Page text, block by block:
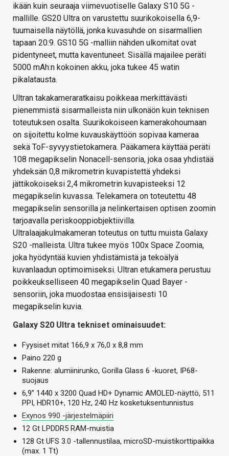
ikään kuin seuraaja viimevuotiselle Galaxy S10 5G -
mallille. GS20 Ultra on varustettu suurikokoisella 6,9-
tuumaisella näytöllä, jonka kuvasuhde on sisarmallien
tapaan 20:9. GS10 5G -malliin nähden ulkomitat ovat
pidentyneet, mutta kaventuneet. Sisällä majailee peräti
5000 mAh:n kokoinen akku, joka tukee 45 watin
pikalatausta.
Ultran takakameraratkaisu poikkeaa merkittävästi
pienemmistä sisarmalleista niin ulkonäön kuin teknisen
toteutuksen osalta. Suurikokoiseen kamerakohoumaan
on sijoitettu kolme kuvauskäyttöön sopivaa kameraa
sekä ToF-syvyystietokamera. Pääkamera käyttää peräti
108 megapikselin Nonacell-sensoria, joka osaa yhdistää
yhdeksän 0,8 mikrometrin kuvapistettä yhdeksi
jättikokoiseksi 2,4 mikrometrin kuvapisteeksi 12
megapikselin kuvassa. Telekamera on toteutettu 48
megapikselin sensorilla ja nelinkertaisen optisen zoomin
tarjoavalla periskooppiobjektiivilla.
Ultralaajakulmakameran toteutus on tuttu muista Galaxy
S20 -malleista. Ultra tukee myös 100x Space Zoomia,
joka hyödyntää kuvien yhdistämistä ja tekoälyä
kuvanlaadun optimoimiseksi. Ultran etukamera perustuu
poikkeukselliseen 40 megapikselin Quad Bayer -
sensoriin, joka muodostaa ensisijaisesti 10
megapikselin kuvia.
Galaxy S20 Ultra tekniset ominaisuudet:
Fyysiset mitat 166,9 x 76,0 x 8,8 mm
Paino 220 g
Rakenne: alumiinirunko, Gorilla Glass 6 -kuoret, IP68-
suojaus
6,9” 1440 x 3200 Quad HD+ Dynamic AMOLED-näyttö, 511
PPI, HDR10+, 120 Hz, 240 Hz kosketuksentunnistus
Exynos 990 -järjestelmäpiiri
12 Gt LPDDR5 RAM-muistia
128 Gt UFS 3.0 -tallennustilaa, microSD-muistikorttipaikka
(max. 1 Tt)